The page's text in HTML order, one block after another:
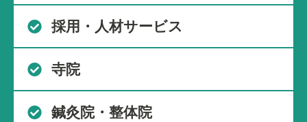
採用・人材サービス
寺院
鍼灸院・整体院